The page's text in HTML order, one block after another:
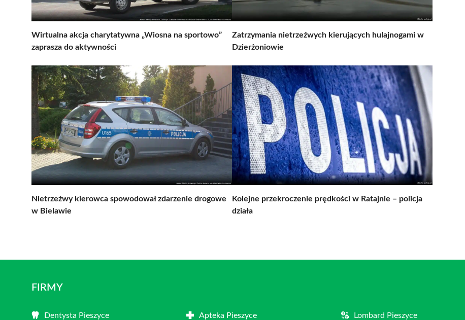
Wirtualna akcja charytatywna „Wiosna na sportowo”
zaprasza do aktywności
Zatrzymania nietrzeźwych kierujących hulajnogami w
Dzierżoniowie
Nietrzeźwy kierowca spowodował zdarzenie drogowe
w Bielawie
Kolejne przekroczenie prędkości w Ratajnie – policja
działa
FIRMY
Dentysta Pieszyce Apteka Pieszyce Lombard Pieszyce